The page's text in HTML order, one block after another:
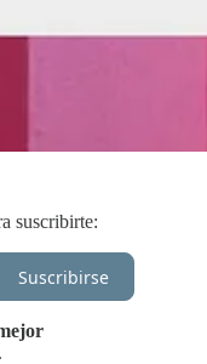
suscribirte:
Suscribirse